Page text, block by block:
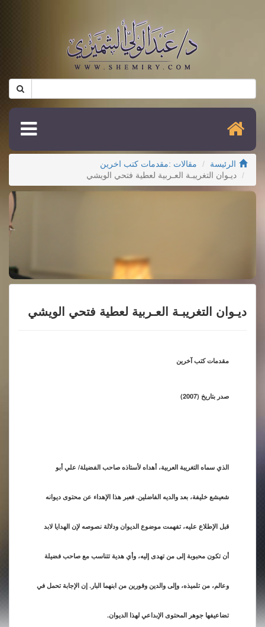
الرئيسة
مقالات :مقدمات كتب اخرين
ديـوان التغريبـة العـربية لعطية فتحي الويشي
ديـوان التغريبـة العـربية لعطية فتحي الويشي
مقدمات كتب آخرين
صدر بتاريخ (2007)
الذي سماه التغريبة العربية، أهداه لأستاذه صاحب الفضيلة/ علي أبو
شعيشع خليفة، بعد والديه الفاضلين. فعبر هذا الإهداء عن محتوى ديوانه
قبل الإطلاع عليه، تفهمت موضوع الديوان ودلالة نصوصه لإن الهدايا لابد
أن تكون محبوبة إلى من تهدى إليه، وأي هدية تتناسب مع صاحب فضيلة
وعالم، من تلميذه، وإلى والدين وقورين من ابنهما البار. إن الإجابة تحمل في
تضاعيفها جوهر المحتوى الإبداعي لهذا الديوان.